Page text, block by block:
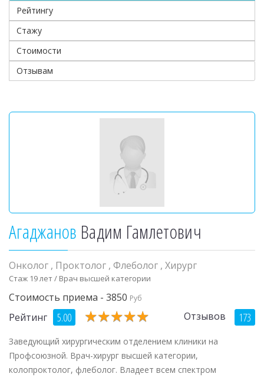
Рейтингу
Стажу
Стоимости
Отзывам
Агаджанов Вадим Гамлетович
Онколог , Проктолог , Флеболог , Хирург
Стаж 19 лет / Врач высшей категории
Стоимость приема - 3850 Руб
Рейтинг 5.00 ★★★★★
★★★★★ Отзывов 173
Заведующий хирургическим отделением клиники на
Профсоюзной. Врач-хирург высшей категории,
колопроктолог, флеболог. Владеет всем спектром